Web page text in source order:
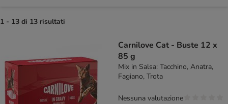
1 - 13 di 13 risultati
Carnilove Cat - Buste 12 x
85 g
Mix in Salsa: Tacchino, Anatra,
Fagiano, Trota
Nessuna valutazione